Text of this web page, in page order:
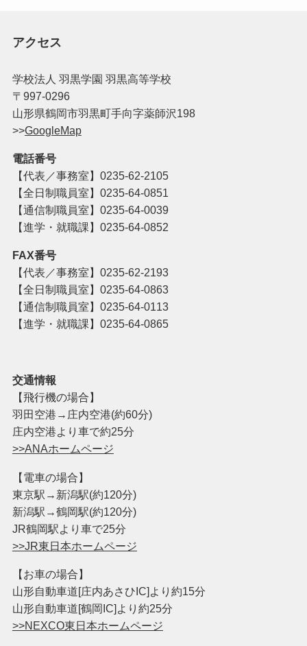
アクセス
学校法人 羽黒学園 羽黒高等学校
〒997-0296
山形県鶴岡市羽黒町手向字薬師沢198
>>GoogleMap
電話番号
【代表／事務室】 0235-62-2105
【全日制職員室】0235-64-0851
【通信制職員室】0235-64-0039
【進学・就職課】0235-64-0852
FAX番号
【代表／事務室】 0235-62-2193
【全日制職員室】 0235-64-0863
【通信制職員室】 0235-64-0113
【進学・就職課】0235-64-0865
交通情報
【飛行機の場合】
羽田空港→庄内空港(約60分)
庄内空港より車で約25分
>>ANAホームページ
【電車の場合】
東京駅→新潟駅(約120分)
新潟駅→鶴岡駅(約120分)
JR鶴岡駅より車で25分
>>JR東日本ホームページ
【お車の場合】
山形自動車道[庄内あさひIC]より約15分
山形自動車道[鶴岡IC]より約25分
>>NEXCO東日本ホームページ